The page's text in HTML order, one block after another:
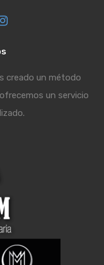
creado un método
un servicio